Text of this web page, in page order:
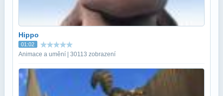
Hippo
01:02
Animace a umění | 30113 zobrazení